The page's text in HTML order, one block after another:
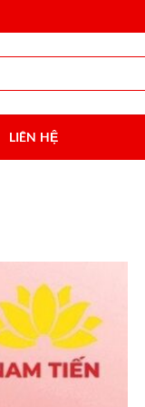
LIÊN HỆ